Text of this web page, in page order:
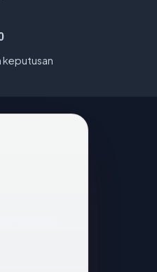
keputusan